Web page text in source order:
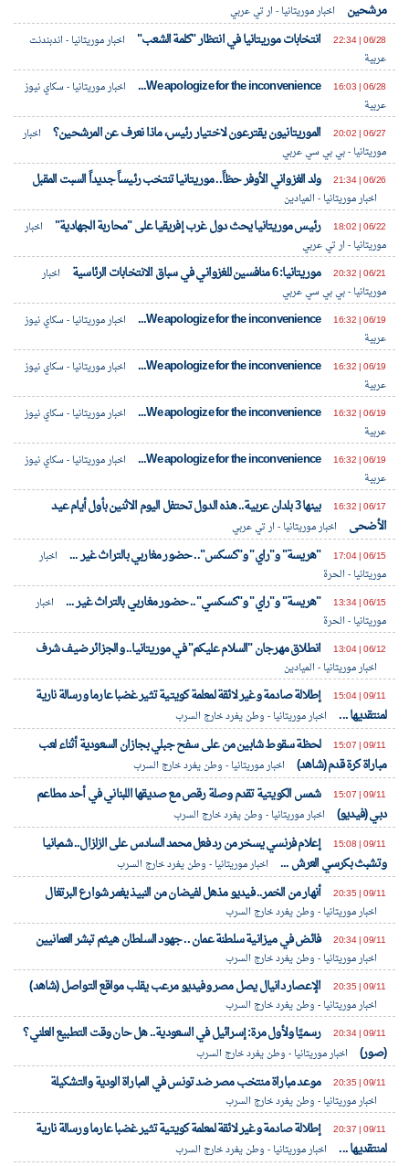
مرشحين
اخبار موريتانيا - ار تي عربي
06/28 | 22:34
انتخابات موريتانيا في انتظار "كلمة الشعب"
اخبار موريتانيا - اندبندنت
عربية
06/28 | 16:03
We apologize for the inconvenience...
اخبار موريتانيا - سكاي نيوز
عربية
06/27 | 20:02
الموريتانيون يقترعون لاختيار رئيس، ماذا نعرف عن المرشحين؟
اخبار
موريتانيا - بي بي سي عربي
06/26 | 21:34
ولد الغزواني الأوفر حظاً.. موريتانيا تنتخب رئيساً جديداً السبت المقبل
اخبار موريتانيا - الميادين
06/22 | 18:02
رئيس موريتانيا يحث دول غرب إفريقيا على "محاربة الجهادية"
اخبار
موريتانيا - ار تي عربي
06/21 | 20:32
موريتانيا: 6 منافسين للغزواني في سباق الانتخابات الرئاسية
اخبار
موريتانيا - بي بي سي عربي
06/19 | 16:32
We apologize for the inconvenience...
اخبار موريتانيا - سكاي نيوز
عربية
06/19 | 16:32
We apologize for the inconvenience...
اخبار موريتانيا - سكاي نيوز
عربية
06/19 | 16:32
We apologize for the inconvenience...
اخبار موريتانيا - سكاي نيوز
عربية
06/19 | 16:32
We apologize for the inconvenience...
اخبار موريتانيا - سكاي نيوز
عربية
06/17 | 16:32
بينها 3 بلدان عربية.. هذه الدول تحتفل اليوم الاثنين بأول أيام عيد
الأضحى
اخبار موريتانيا - ار تي عربي
06/15 | 17:04
"هريسة" و"راي" و"كسكس".. حضور مغاربي بالتراث غير ...
اخبار
موريتانيا - الحرة
06/15 | 13:34
"هريسة" و"راي" و"كسكسي".. حضور مغاربي بالتراث غير ...
اخبار
موريتانيا - الحرة
06/12 | 13:04
انطلاق مهرجان "السلام عليكم" في موريتانيا.. والجزائر ضيف شرف
اخبار موريتانيا - الميادين
09/11 | 15:04
إطلالة صادمة وغير لائقة لمعلمة كويتية تثير غضبا عارما ورسالة نارية
لمنتقديها ...
اخبار موريتانيا - وطن يغرد خارج السرب
09/11 | 15:07
لحظة سقوط شابين من على سفح جبلي بجازان السعودية أثناء لعب
مباراة كرة قدم (شاهد)
اخبار موريتانيا - وطن يغرد خارج السرب
09/11 | 15:07
شمس الكويتية تقدم وصلة رقص مع صديقها اللبناني في أحد مطاعم
دبي (فيديو)
اخبار موريتانيا - وطن يغرد خارج السرب
09/11 | 15:08
إعلام فرنسي يسخر من رد فعل محمد السادس على الزلزال.. شمبانيا
وتشبث بكرسي العرش ...
اخبار موريتانيا - وطن يغرد خارج السرب
09/11 | 20:35
أنهار من الخمر.. فيديو مذهل لفيضان من النبيذ يغمر شوارع البرتغال
اخبار موريتانيا - وطن يغرد خارج السرب
09/11 | 20:34
فائض في ميزانية سلطنة عمان .. جهود السلطان هيثم تبشر العمانيين
اخبار موريتانيا - وطن يغرد خارج السرب
09/11 | 20:35
الإعصار دانيال يصل مصر وفيديو مرعب يقلب مواقع التواصل (شاهد)
اخبار موريتانيا - وطن يغرد خارج السرب
09/11 | 20:34
رسميًا ولأول مرة: إسرائيل في السعودية.. هل حان وقت التطبيع العلني؟
(صور)
اخبار موريتانيا - وطن يغرد خارج السرب
09/11 | 20:35
موعد مباراة منتخب مصر ضد تونس في المباراة الودية والتشكيلة
اخبار موريتانيا - وطن يغرد خارج السرب
09/11 | 20:37
إطلالة صادمة وغير لائقة لمعلمة كويتية تثير غضبا عارما ورسالة نارية
لمنتقديها ...
اخبار موريتانيا - وطن يغرد خارج السرب